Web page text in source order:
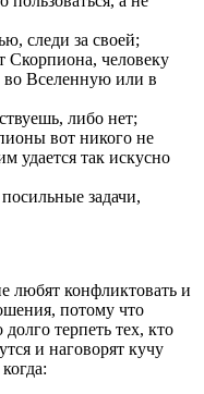
следи за своей;
Скорпиона, человеку
во Вселенную или в
либо нет;
вот никого не
удается так искусно
задачи,
любят конфликтовать и
потому что
терпеть тех, кто
и наговорят кучу